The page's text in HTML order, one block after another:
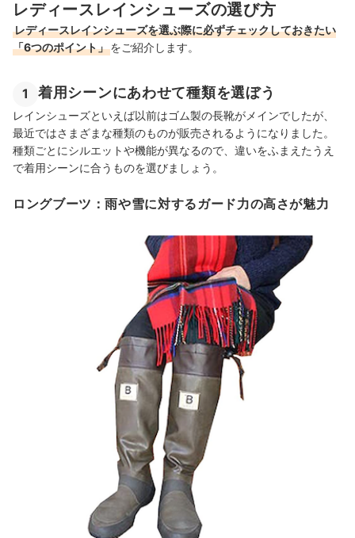
レインシューズをおしゃれにコーデするコツは？
おしゃれな傘で雨の日も楽しく過ごそう
レディースレインシューズの売れ筋ランキングもチェック！
レディースレインシューズの選び方
レディースレインシューズを選ぶ際に必ずチェックしておきたい
「6つのポイント」をご紹介します。
1 着用シーンにあわせて種類を選ぼう
レインシューズといえば以前はゴム製の長靴がメインでしたが、
最近ではさまざまな種類のものが販売されるようになりました。
種類ごとにシルエットや機能が異なるので、違いをふまえたうえ
で着用シーンに合うものを選びましょう。
ロングブーツ：雨や雪に対するガード力の高さが魅力